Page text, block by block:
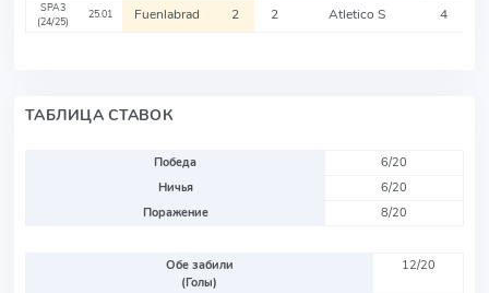
SPA3
(24/25)
25.01 Fuenlabrad 2 2 Atletico S 4
ТАБЛИЦА СТАВОК
Победа
6/20
Ничья
6/20
Поражение
8/20
Обе забили
(Голы)
12/20